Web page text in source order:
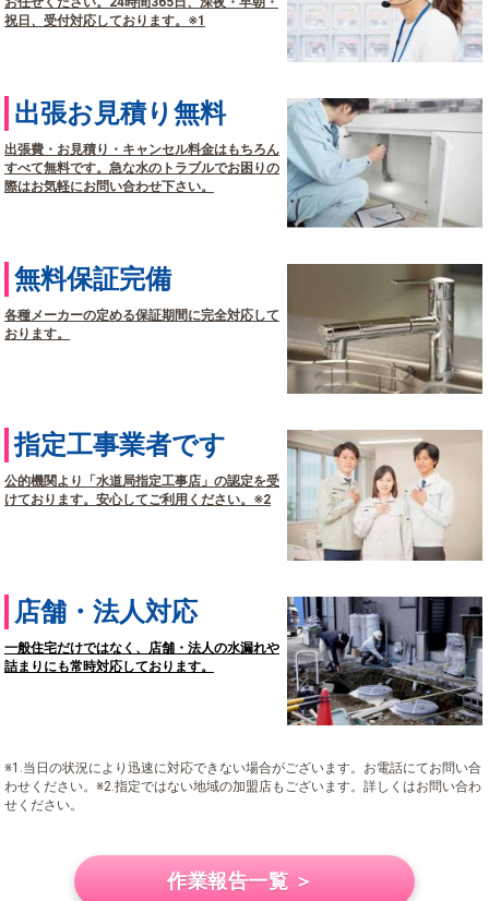
祝日、受付対応しております。※1
出張お見積り無料
出張費・お見積り・キャンセル料金はもちろん
すべて無料です。急な水のトラブルでお困りの
際はお気軽にお問い合わせ下さい。
無料保証完備
各種メーカーの定める保証期間に完全対応して
おります。
指定工事業者です
公的機関より「水道局指定工事店」の認定を受
けております。安心してご利用ください。※2
店舗・法人対応
一般住宅だけではなく、店舗・法人の水漏れや
詰まりにも常時対応しております。
※1.当日の状況により迅速に対応できない場合がございます。お電話にてお問い合
わせください。※2.指定ではない地域の加盟店もございます。詳しくはお問い合わ
せください。
作業報告一覧 ＞